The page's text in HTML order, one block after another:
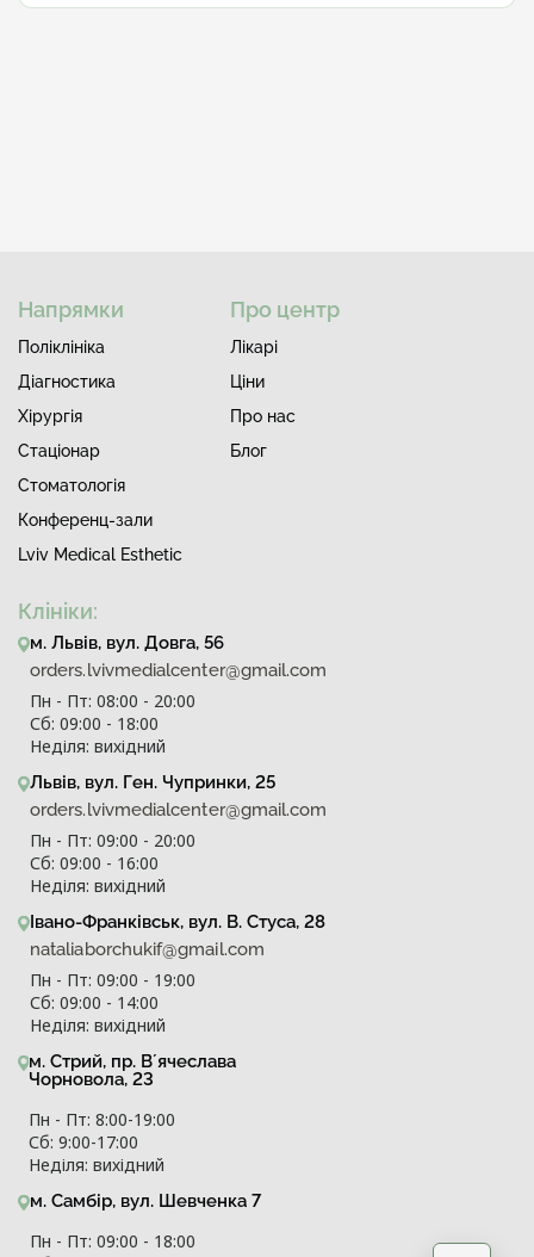
Напрямки
Поліклініка
Діагностика
Хірургія
Стаціонар
Стоматологія
Конференц-зали
Lviv Medical Esthetic
Про центр
Лiкарi
Ціни
Про нас
Блог
Клініки:
м. Львів, вул. Довга, 56
orders.lvivmedialcenter@gmail.com
Пн - Пт: 08:00 - 20:00
Сб: 09:00 - 18:00
Неділя: вихідний
Львів, вул. Ген. Чупринки, 25
orders.lvivmedialcenter@gmail.com
Пн - Пт: 09:00 - 20:00
Сб: 09:00 - 16:00
Неділя: вихідний
Івано-Франківськ, вул. В. Стуса, 28
nataliaborchukif@gmail.com
Пн - Пт: 09:00 - 19:00
Сб: 09:00 - 14:00
Неділя: вихідний
м. Стрий, пр. Вʼячеслава
Чорновола, 23
Пн - Пт: 8:00-19:00
Сб: 9:00-17:00
Неділя: вихідний
м. Самбір, вул. Шевченка 7
Пн - Пт: 09:00 - 18:00